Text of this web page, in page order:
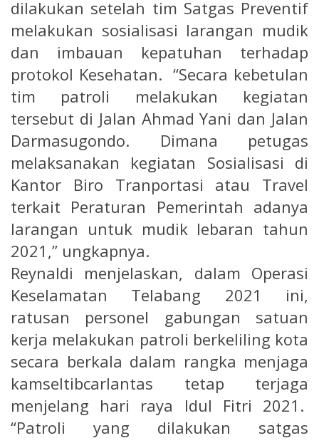
dilakukan setelah tim Satgas Preventif
melakukan sosialisasi larangan mudik
dan imbauan kepatuhan terhadap
protokol Kesehatan. “Secara kebetulan
tim patroli melakukan kegiatan
tersebut di Jalan Ahmad Yani dan Jalan
Darmasugondo. Dimana petugas
melaksanakan kegiatan Sosialisasi di
Kantor Biro Tranportasi atau Travel
terkait Peraturan Pemerintah adanya
larangan untuk mudik lebaran tahun
2021,” ungkapnya.
Reynaldi menjelaskan, dalam Operasi
Keselamatan Telabang 2021 ini,
ratusan personel gabungan satuan
kerja melakukan patroli berkeliling kota
secara berkala dalam rangka menjaga
kamseltibcarlantas tetap terjaga
menjelang hari raya Idul Fitri 2021.
“Patroli yang dilakukan satgas